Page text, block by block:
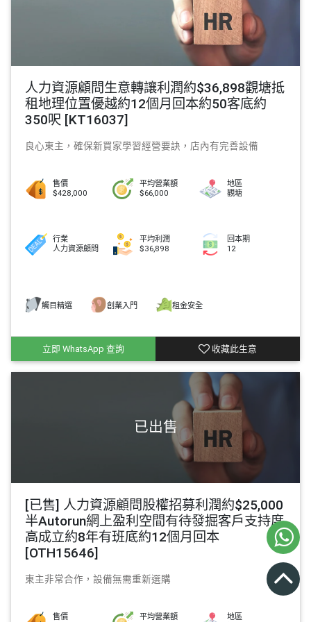
人力資源顧問生意轉讓利潤約$36,898觀塘抵
租地理位置優越約12個月回本約50客底約
350呎 [KT16037]
良心東主，確保新買家學習經營要訣，店內有完善設備
售價
$428,000
平均營業額
$66,000
地區
觀塘
行業
人力資源顧問
平均利潤
$36,898
回本期
12
觸目精選 創業入門 租金安全
立即 WhatsApp 查詢 收藏此生意
[已售] 人力資源顧問股權招募利潤約$25,000
半Autorun網上盈利空間有待發掘客戶支持度
高成立約8年有班底約12個月回本
[OTH15646]
東主非常合作，設備無需重新選購
售價
平均營業額
地區